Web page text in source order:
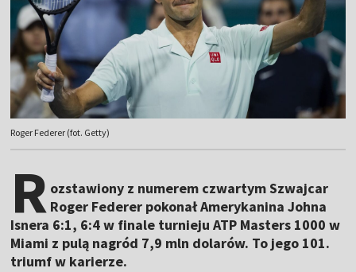
Roger Federer (fot. Getty)
R ozstawiony z numerem czwartym Szwajcar
Roger Federer pokonał Amerykanina Johna
Isnera 6:1, 6:4 w finale turnieju ATP Masters 1000 w
Miami z pulą nagród 7,9 mln dolarów. To jego 101.
triumf w karierze.